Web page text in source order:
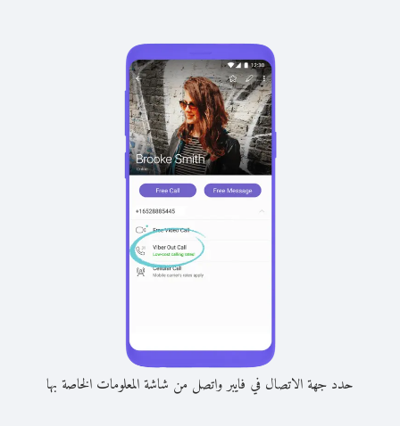
حدد جهة الاتصال في فايبر واتصل من شاشة المعلومات الخاصة بها